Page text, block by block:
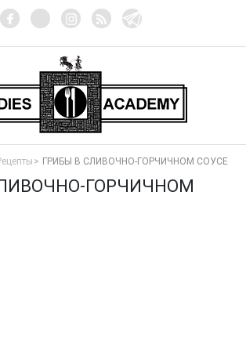
ГРИБЫ В СЛИВОЧНО-ГОРЧИЧНОМ СОУСЕ
ГОРЧИЧНОМ